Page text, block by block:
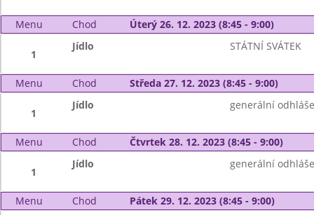
Menu Chod Úterý 26. 12. 2023 (8:45 - 9:00)
1
Jídlo STÁTNÍ SVÁTEK
Menu Chod Středa 27. 12. 2023 (8:45 - 9:00)
1
Jídlo generální
Menu Chod Čtvrtek 28. 12. 2023 (8:45 - 9:00)
1
Jídlo generální
Menu Chod Pátek 29. 12. 2023 (8:45 - 9:00)